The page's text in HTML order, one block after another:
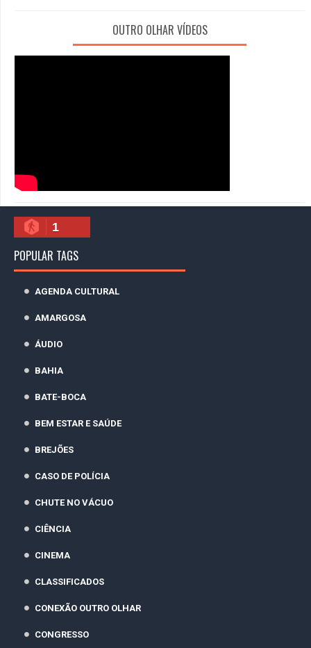
OUTRO OLHAR VÍDEOS
1
POPULAR TAGS
AGENDA CULTURAL
AMARGOSA
ÁUDIO
BAHIA
BATE-BOCA
BEM ESTAR E SAÚDE
BREJÕES
CASO DE POLÍCIA
CHUTE NO VÁCUO
CIÊNCIA
CINEMA
CLASSIFICADOS
CONEXÃO OUTRO OLHAR
CONGRESSO